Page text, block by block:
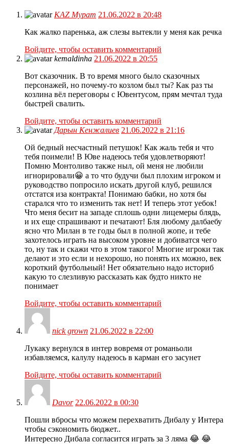
KAZ Мурат 21.06.2022 в 20:48
Как жалко паренька, аж слезы вытекли у меня как речка
Войдите, чтобы оставить комментарий
kemaldinha 21.06.2022 в 20:55
Вот сказочник. В то время много было сказочных
персонажей, но почему-то козлом был ты? Как раз ты
козлина вёл переговоры с Ювентусом, прям мечтал туда
быстрей свалить.
Войдите, чтобы оставить комментарий
Дарын Кенжалиев 21.06.2022 в 21:16
Ой бедный несчастный петушок! Как жаль тебя и что
тебя поимели! В Юве надеюсь тебя удовлетворяют!
Помню Монтоливо также ныл, ой меня не любили
игнорировали😀 а то что будучи был плохим игроком и
руководство попросило искать другой клуб, решился
отстатся иза контракта! Понимаю бабки, но хотя бы
старался что то изменить так нет! И теперь этот уебок!
Что меня бесит на западе сплошь одни лицемеры блядь,
и их еще спрашивают и печатают! Бля любому далбаебу
ясно что Милан в те годы был в полной жопе, и тебе
захотелось играть на высоком уровне и добиватся чего
то, ну так и скажи что в этом такого! Многие игроки так
делают и это если и нехорошо, но понять их можно, век
короткий футбольный! Нет обязательно надо историб
какую то слезливую рассказать как будто никто не
понимает
Войдите, чтобы оставить комментарий
nick grown 21.06.2022 в 22:00
Лукаку вернулся в интер вовремя от романьоли
избавляемся, калулу надеюсь в карман его засунет
Войдите, чтобы оставить комментарий
Davor 22.06.2022 в 00:30
Пошли вбросы что можем перехватить Дибалу у Интера
чтобы сэкономить бюджет..
Интересно Дибала согласится играть за 3 ляма 😂 😂